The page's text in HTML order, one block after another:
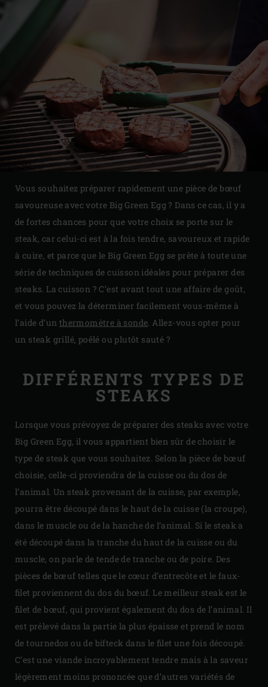
Vous souhaitez préparer rapidement une pièce de bœuf
savoureuse avec votre Big Green Egg ? Dans ce cas, il y a
de fortes chances pour que votre choix se porte sur le
steak, car celui-ci est à la fois tendre, savoureux et rapide
à cuire, et parce que le Big Green Egg se prête à toute une
série de techniques de cuisson idéales pour préparer des
steaks. La cuisson ? C’est avant tout une affaire de goût,
et vous pouvez la déterminer facilement vous-même à
l’aide d’un thermomètre à sonde. Allez-vous opter pour
un steak grillé, poêlé ou plutôt sauté ?
DIFFÉRENTS TYPES DE
STEAKS
Lorsque vous prévoyez de préparer des steaks avec votre
Big Green Egg, il vous appartient bien sûr de choisir le
type de steak que vous souhaitez. Selon la pièce de bœuf
choisie, celle-ci proviendra de la cuisse ou du dos de
l’animal. Un steak provenant de la cuisse, par exemple,
pourra être découpé dans le haut de la cuisse (la croupe),
dans le muscle ou de la hanche de l’animal. Si le steak a
été découpé dans la tranche du haut de la cuisse ou du
muscle, on parle de tende de tranche ou de poire. Des
pièces de bœuf telles que le cœur d’entrecôte et le faux-
filet proviennent du dos du bœuf. Le meilleur steak est le
filet de bœuf, qui provient également du dos de l’animal. Il
est prélevé dans la partie la plus épaisse et prend le nom
de tournedos ou de bifteck dans le filet une fois découpé.
C’est une viande incroyablement tendre mais à la saveur
légèrement moins prononcée que d’autres variétés de